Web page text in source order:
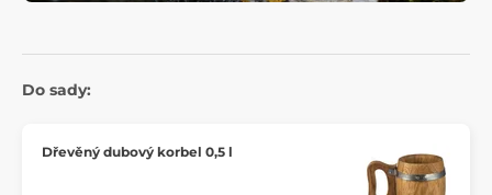
Do sady:
Dřevěný dubový korbel 0,5 l